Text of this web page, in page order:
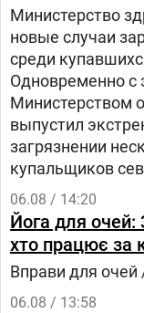
Министерство
новые случаи
среди
Одновременно с
Министерством
выпустил
загрязнении
купальщиков
06.08 / 14:20
Йога для очей:
хто працює за
Вправи для
06.08 / 13:58